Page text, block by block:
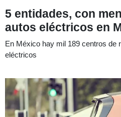
5 entidades, con
autos eléctricos en
En México hay mil 189 centros de
eléctricos